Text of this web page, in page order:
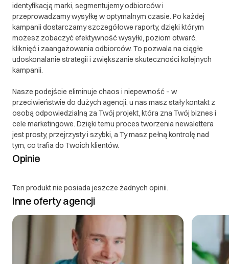
identyfikacją marki, segmentujemy odbiorców i
przeprowadzamy wysyłkę w optymalnym czasie. Po każdej
kampanii dostarczamy szczegółowe raporty, dzięki którym
możesz zobaczyć efektywność wysyłki, poziom otwarć,
kliknięć i zaangażowania odbiorców. To pozwala na ciągłe
udoskonalanie strategii i zwiększanie skuteczności kolejnych
kampanii.
Nasze podejście eliminuje chaos i niepewność – w
przeciwieństwie do dużych agencji, u nas masz stały kontakt z
osobą odpowiedzialną za Twój projekt, która zna Twój biznes i
cele marketingowe. Dzięki temu proces tworzenia newslettera
jest prosty, przejrzysty i szybki, a Ty masz pełną kontrolę nad
tym, co trafia do Twoich klientów.
Opinie
Ten produkt nie posiada jeszcze żadnych opinii.
Inne oferty agencji